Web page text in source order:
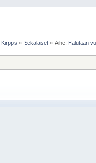
Kirppis » Sekalaiset » Aihe: Halutaan